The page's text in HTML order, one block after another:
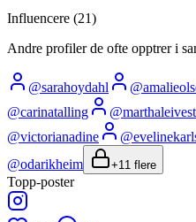
Influencere (21)
Andre profiler de ofte opptrer i
@sarahoydahl @
@carinatalling @
@victorianadine @
@odarikheim +11 flere
Topp-poster